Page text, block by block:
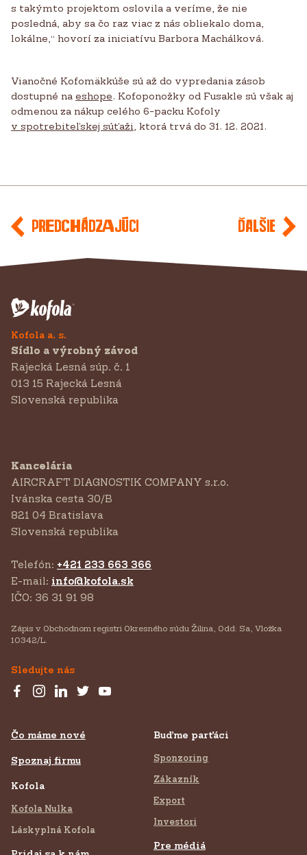
s takýmto projektom oslovila a veríme, že nie
posledná, aby sa čo raz viac z nás obliekalo doma,
lokálne,“ hovorí za iniciatívu Barbora Machálková.
Vianočné Kofomäkkúše sú až do vypredania zásob
dostupné na eshope. Kofoponožky od Fusakle sú však aj
odmenou za nákup celého 6-packu Kofoly
v spotrebiteľskej súťaži, ktorá trvá do 31. 12. 2021.
Predchádzajúci Ďalšie
Kofola a. s.
Sídlo a výrobný závod
Rajecká Lesná súp. č. 1
013 15 Rajecká Lesná
Slovenská republika
Kancelária
AIRCRAFT DIAGNOSTIK COMPANY s.r.o.
‍Ivánska cesta 30/B
821 04 Bratislava
Slovenská republika
Telefón: +421 233 663 366
E-mail: info@kofola.sk
IČO: 36 31 91 98
Zápis v Obchodnom registri Okresného súdu Žilina, Odd: Sa, Vložka
10342/L.
Sledujte nás
Čo máme nové
Spoznaj firmu
Kofola
Kofola Nulka
Láskyplná Kofola
Buďme parťáci
Sponzoring
Zákazník
Export
Investori
Pre médiá